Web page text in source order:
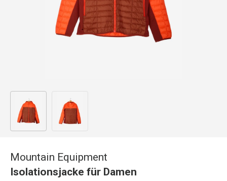
Bild 1 in Galerieansicht laden
Mountain Equipment
Isolationsjacke für Damen